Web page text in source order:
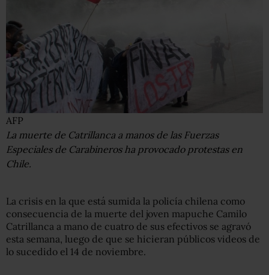
AFP
La muerte de Catrillanca a manos de las Fuerzas
Especiales de Carabineros ha provocado protestas en
Chile.
La crisis en la que está sumida la policía chilena como
consecuencia de la muerte del joven mapuche Camilo
Catrillanca a mano de cuatro de sus efectivos se agravó
esta semana, luego de que se hicieran públicos videos de
lo sucedido el 14 de noviembre.